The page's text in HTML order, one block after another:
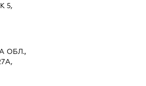
5,
ОБЛ.,